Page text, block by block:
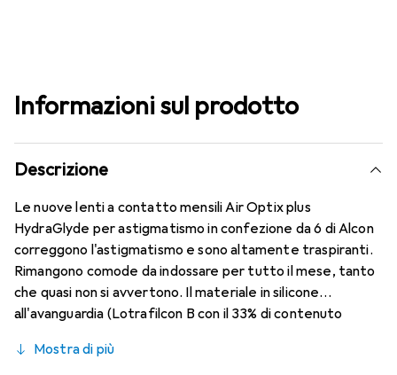
Informazioni sul prodotto
Descrizione
Le nuove lenti a contatto mensili Air Optix plus
HydraGlyde per astigmatismo in confezione da 6 di Alcon
correggono l'astigmatismo e sono altamente traspiranti.
Rimangono comode da indossare per tutto il mese, tanto
che quasi non si avvertono. Il materiale in silicone
all'avanguardia (Lotrafilcon B con il 33% di contenuto
Moisture Matrix e la nota tecnologia SmartShield,
Mostra di più